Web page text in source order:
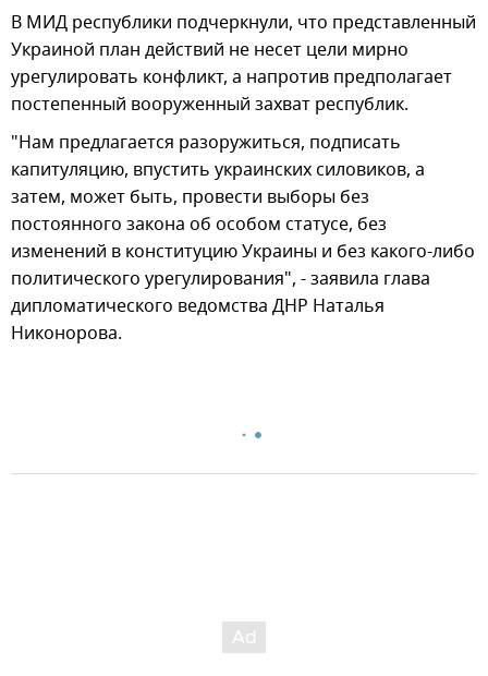
В МИД республики подчеркнули, что представленный
Украиной план действий не несет цели мирно
урегулировать конфликт, а напротив предполагает
постепенный вооруженный захват республик.
"Нам предлагается разоружиться, подписать
капитуляцию, впустить украинских силовиков, а
затем, может быть, провести выборы без
постоянного закона об особом статусе, без
изменений в конституцию Украины и без какого-либо
политического урегулирования", - заявила глава
дипломатического ведомства ДНР Наталья
Никонорова.